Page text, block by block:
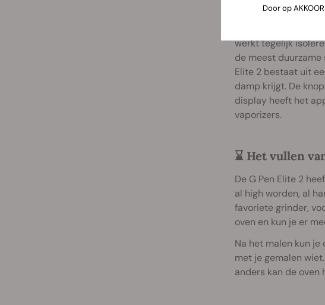
De G Pen Elite 2
aluminium in
werkt tegelijk
de meest
Elite 2 bestaat uit
damp krijgt. De
display heeft het
vaporizers.
⌛ Het vullen
De G Pen Elite 2
al high worden, al
favoriete grinder,
oven en kun je er
Na het malen kun je
met je gemalen
anders kan de oven
Door op